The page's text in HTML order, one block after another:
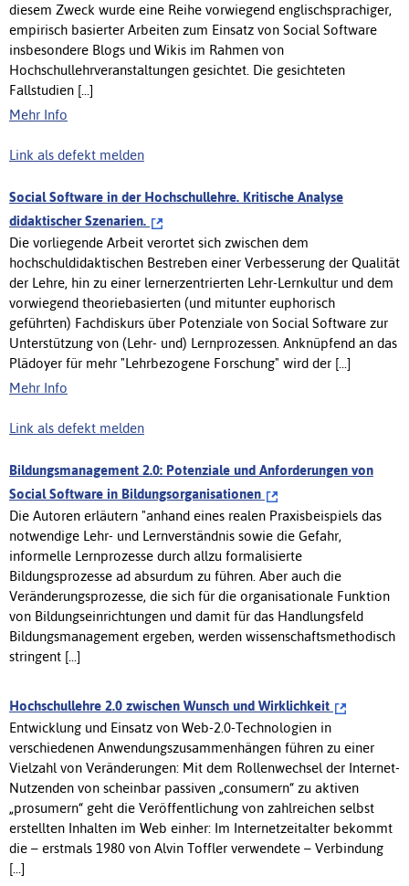
diesem Zweck wurde eine Reihe vorwiegend englischsprachiger,
empirisch basierter Arbeiten zum Einsatz von Social Software
insbesondere Blogs und Wikis im Rahmen von
Hochschullehrveranstaltungen gesichtet. Die gesichteten
Fallstudien [...]
Mehr Info
Link als defekt melden
Social Software in der Hochschullehre. Kritische Analyse
didaktischer Szenarien.
Die vorliegende Arbeit verortet sich zwischen dem
hochschuldidaktischen Bestreben einer Verbesserung der Qualität
der Lehre, hin zu einer lernerzentrierten Lehr-Lernkultur und dem
vorwiegend theoriebasierten (und mitunter euphorisch
geführten) Fachdiskurs über Potenziale von Social Software zur
Unterstützung von (Lehr- und) Lernprozessen. Anknüpfend an das
Plädoyer für mehr "Lehrbezogene Forschung" wird der [...]
Mehr Info
Link als defekt melden
Bildungsmanagement 2.0: Potenziale und Anforderungen von
Social Software in Bildungsorganisationen
Die Autoren erläutern "anhand eines realen Praxisbeispiels das
notwendige Lehr- und Lernverständnis sowie die Gefahr,
informelle Lernprozesse durch allzu formalisierte
Bildungsprozesse ad absurdum zu führen. Aber auch die
Veränderungsprozesse, die sich für die organisationale Funktion
von Bildungseinrichtungen und damit für das Handlungsfeld
Bildungsmanagement ergeben, werden wissenschaftsmethodisch
stringent [...]
Hochschullehre 2.0 zwischen Wunsch und Wirklichkeit
Entwicklung und Einsatz von Web-2.0-Technologien in
verschiedenen Anwendungszusammenhängen führen zu einer
Vielzahl von Veränderungen: Mit dem Rollenwechsel der Internet-
Nutzenden von scheinbar passiven „consumern“ zu aktiven
„prosumern“ geht die Veröffentlichung von zahlreichen selbst
erstellten Inhalten im Web einher: Im Internetzeitalter bekommt
die – erstmals 1980 von Alvin Toffler verwendete – Verbindung
[...]